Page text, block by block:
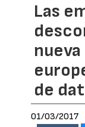
Las
de
01/03/2017